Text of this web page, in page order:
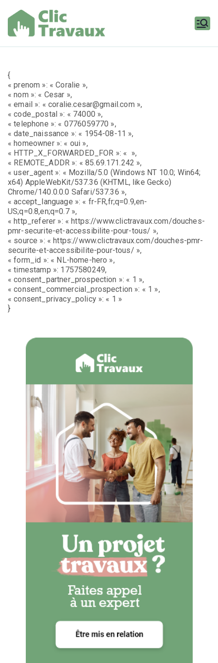
contenu
{
« prenom »: « Coralie »,
« nom »: « Cesar »,
« email »: « coralie.cesar@gmail.com »,
« code_postal »: « 74000 »,
« telephone »: « 0776059770 »,
« date_naissance »: « 1954-08-11 »,
« homeowner »: « oui »,
« HTTP_X_FORWARDED_FOR »: « »,
« REMOTE_ADDR »: « 85.69.171.242 »,
« user_agent »: « Mozilla/5.0 (Windows NT 10.0; Win64;
x64) AppleWebKit/537.36 (KHTML, like Gecko)
Chrome/140.0.0.0 Safari/537.36 »,
« accept_language »: « fr-FR,fr;q=0.9,en-
US;q=0.8,en;q=0.7 »,
« http_referer »: « https://www.clictravaux.com/douches-
pmr-securite-et-accessibilite-pour-tous/ »,
« source »: « https://www.clictravaux.com/douches-pmr-
securite-et-accessibilite-pour-tous/ »,
« form_id »: « NL-home-hero »,
« timestamp »: 1757580249,
« consent_partner_prospection »: « 1 »,
« consent_commercial_prospection »: « 1 »,
« consent_privacy_policy »: « 1 »
}